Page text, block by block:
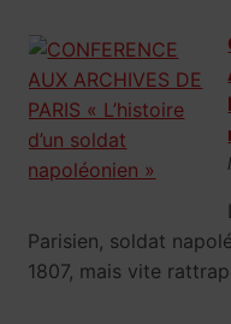
Parisien, soldat
1807, mais vite